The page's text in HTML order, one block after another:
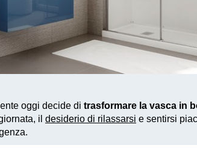
oggi decide di trasformare la vasca in
il desiderio di rilassarsi e sentirsi